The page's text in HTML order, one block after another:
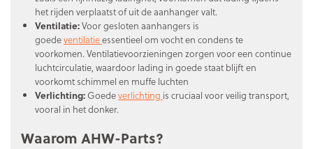
het rijden verplaatst of uit de aanhanger valt.
Ventilatie:Voor gesloten aanhangers is
goedeventilatieessentieel om vocht en condens te
voorkomen. Ventilatievoorzieningen zorgen voor een continue
luchtcirculatie, waardoor lading in goede staat blijft en
voorkomt schimmel en muffe luchten
Verlichting: Goedeverlichting is cruciaal voor veilig transport,
vooral in het donker.
Waarom AHW-Parts?